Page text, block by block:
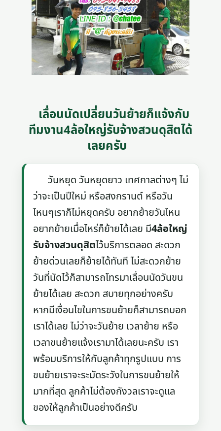
เลื่อนนัดเปลี่ยนวันย้ายก็แจ้งกับ
ทีมงาน4ล้อใหญ่รับจ้างสวนดุสิตได้
เลยครับ
วันหยุด วันหยุดยาว เทศกาลต่างๆ ไม่
ว่าจะเป็นปีใหม่ หรือสงกรานต์ หรือวัน
ไหนๆเราก็ไม่หยุดครับ อยากย้ายวันไหน
อยากย้ายเมื่อไหร่ก็ย้ายได้เลย มี4ล้อใหญ่
รับจ้างสวนดุสิตไว้บริการตลอด สะดวก
ย้ายด่วนเลยก็ย้ายได้ทันที ไม่สะดวกย้าย
วันที่นัดไว้ก็สามารถโทรมาเลื่อนนัดวันขน
ย้ายได้เลย สะดวก สบายทุกอย่างครับ
หากมีเงื่อนไขในการขนย้ายก็สามารถบอก
เราได้เลย ไม่ว่าจะวันย้าย เวลาย้าย หรือ
เวลาขนย้ายแจ้งเรามาได้เลยนะครับ เรา
พร้อมบริการให้กับลูกค้าทุกรูปแบบ การ
ขนย้ายเราจะระมัดระวังในการขนย้ายให้
มากที่สุด ลูกค้าไม่ต้องกังวลเราจะดูแล
ของให้ลูกค้าเป็นอย่างดีครับ